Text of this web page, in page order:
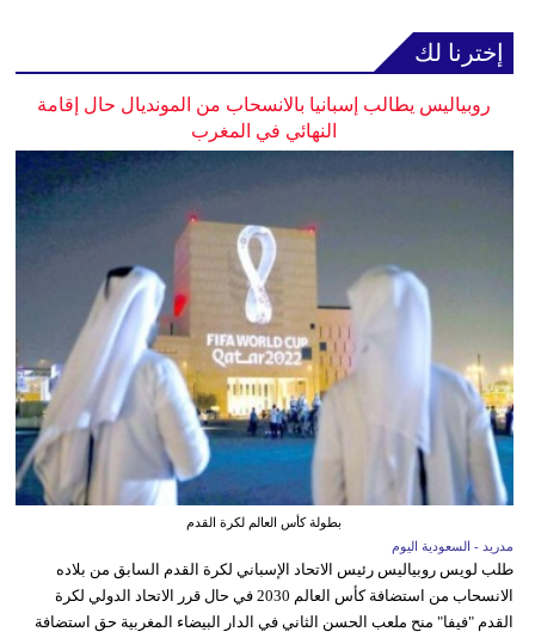
إخترنا لك
روبياليس يطالب إسبانيا بالانسحاب من المونديال حال إقامة
النهائي في المغرب
بطولة كأس العالم لكرة القدم
مدريد - السعودية اليوم
طلب لويس روبياليس رئيس الاتحاد الإسباني لكرة القدم السابق من بلاده
الانسحاب من استضافة كأس العالم 2030 في حال قرر الاتحاد الدولي لكرة
القدم "فيفا" منح ملعب الحسن الثاني في الدار البيضاء المغربية حق استضافة